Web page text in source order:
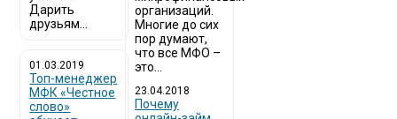
Дарить
друзьям...
01.03.2019
Топ-менеджер
МФК «Честное
слово»
организаций.
Многие до сих
пор думают,
что все МФО –
это...
23.04.2018
Почему